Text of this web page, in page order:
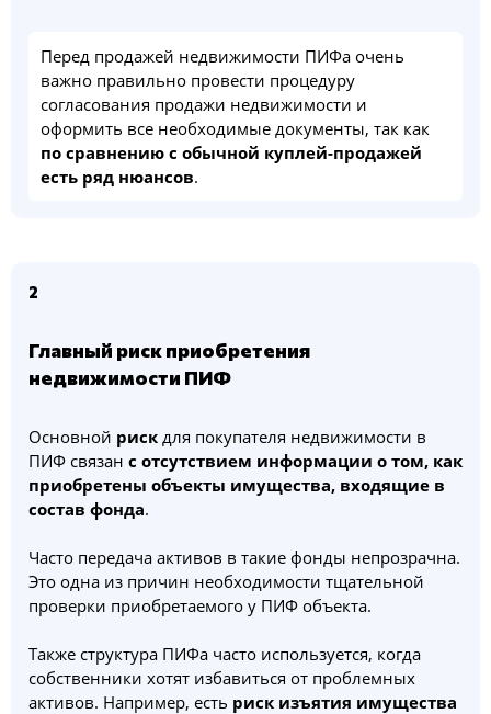
Перед продажей недвижимости ПИФа очень
важно правильно провести процедуру
согласования продажи недвижимости и
оформить все необходимые документы, так как
по сравнению с обычной куплей-продажей
есть ряд нюансов.
2
Главный риск приобретения
недвижимости ПИФ
Основной риск для покупателя недвижимости в
ПИФ связан с отсутствием информации о том, как
приобретены объекты имущества, входящие в
состав фонда.
Часто передача активов в такие фонды непрозрачна.
Это одна из причин необходимости тщательной
проверки приобретаемого у ПИФ объекта.
Также структура ПИФа часто используется, когда
собственники хотят избавиться от проблемных
активов. Например, есть риск изъятия имущества